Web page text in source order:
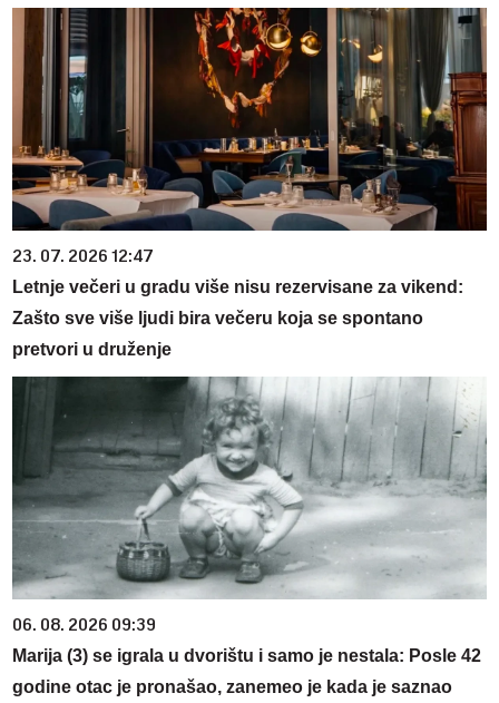
23. 07. 2026 12:47
Letnje večeri u gradu više nisu rezervisane za vikend:
Zašto sve više ljudi bira večeru koja se spontano
pretvori u druženje
06. 08. 2026 09:39
Marija (3) se igrala u dvorištu i samo je nestala: Posle 42
godine otac je pronašao, zanemeo je kada je saznao